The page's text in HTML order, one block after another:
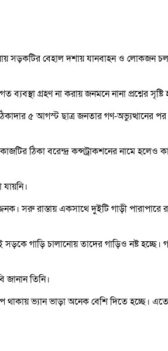
সড়কটির বেহাল দশায় যানবাহন ও লোকজন
গ্রহণ না করায় জনমনে নানা প্রশ্নের সৃষ্টি
৫ আগস্ট ছাত্র জনতার গণ-অভ্যুত্থানের
ঠিকা বরেন্দ্র কন্সট্রাকশনের নামে হলেও
সরু রাস্তায় একসাথে দুইটি গাড়ী পারাপারে
গাড়ি চালানোয় তাদের গাড়িও নষ্ট হচ্ছে।
জানান তিনি।
ভ্যান ভাড়া অনেক বেশি দিতে হচ্ছে। এতে